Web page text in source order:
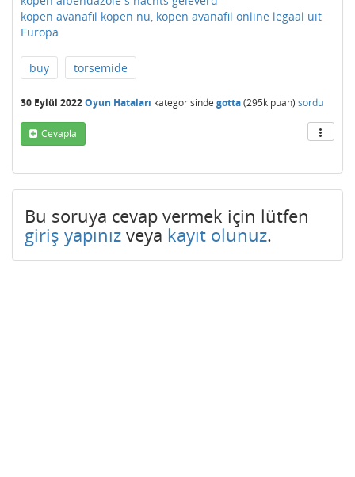
kopen avanafil kopen nu, kopen avanafil online legaal uit
Europa
buy torsemide
30 Eylül 2022Oyun Hataları kategorisinde gotta(295k puan) sordu
Cevapla
Bu soruya cevap vermek için lütfen
giriş yapınız veya kayıt olunuz.